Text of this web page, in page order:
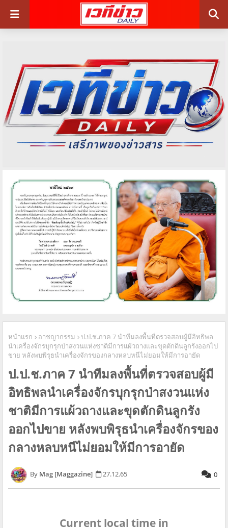
หน้าแรก อาชญากรรม
ป.ป.ช.ภาค 7 นำทีมลงพื้นที่ตรวจสอบผู้มีอิทธิพล
นำเครื่องจักรบุกรุกป่าสงวนแห่งชาติมีการแผ้วถางและขุดตักดินลูกรังออกไป
ขาย หลังพบพิรุธนำเครื่องจักรของกลางหลบหนีไม่ยอมให้มีการอายัด
ป.ป.ช.ภาค 7 นำทีมลงพื้นที่ตรวจสอบผู้มี
อิทธิพลนำเครื่องจักรบุกรุกป่าสงวนแห่ง
ชาติมีการแผ้วถางและขุดตักดินลูกรัง
ออกไปขาย หลังพบพิรุธนำเครื่องจักรของ
กลางหลบหนีไม่ยอมให้มีการอายัด
Mag [Maggazine] 27.12.65 0
Current local time in